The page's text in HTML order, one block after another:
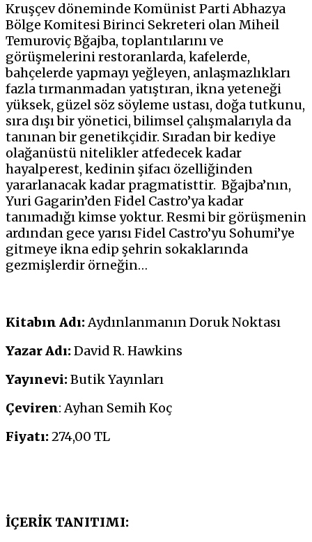
Kruşçev döneminde Komünist Parti Abhazya
Bölge Komitesi Birinci Sekreteri olan Miheil
Temuroviç Bğajba, toplantılarını ve
görüşmelerini restoranlarda, kafelerde,
bahçelerde yapmayı yeğleyen, anlaşmazlıkları
fazla tırmanmadan yatıştıran, ikna yeteneği
yüksek, güzel söz söyleme ustası, doğa tutkunu,
sıra dışı bir yönetici, bilimsel çalışmalarıyla da
tanınan bir genetikçidir. Sıradan bir kediye
olağanüstü nitelikler atfedecek kadar
hayalperest, kedinin şifacı özelliğinden
yararlanacak kadar pragmatisttir. Bğajba’nın,
Yuri Gagarin’den Fidel Castro’ya kadar
tanımadığı kimse yoktur. Resmi bir görüşmenin
ardından gece yarısı Fidel Castro’yu Sohumi’ye
gitmeye ikna edip şehrin sokaklarında
gezmişlerdir örneğin…
Kitabın Adı:Aydınlanmanın Doruk Noktası
Yazar Adı:David R. Hawkins
Yayınevi:Butik Yayınları
Çeviren: Ayhan Semih Koç
Fiyatı:274,00 TL
İÇERİK TANITIMI: